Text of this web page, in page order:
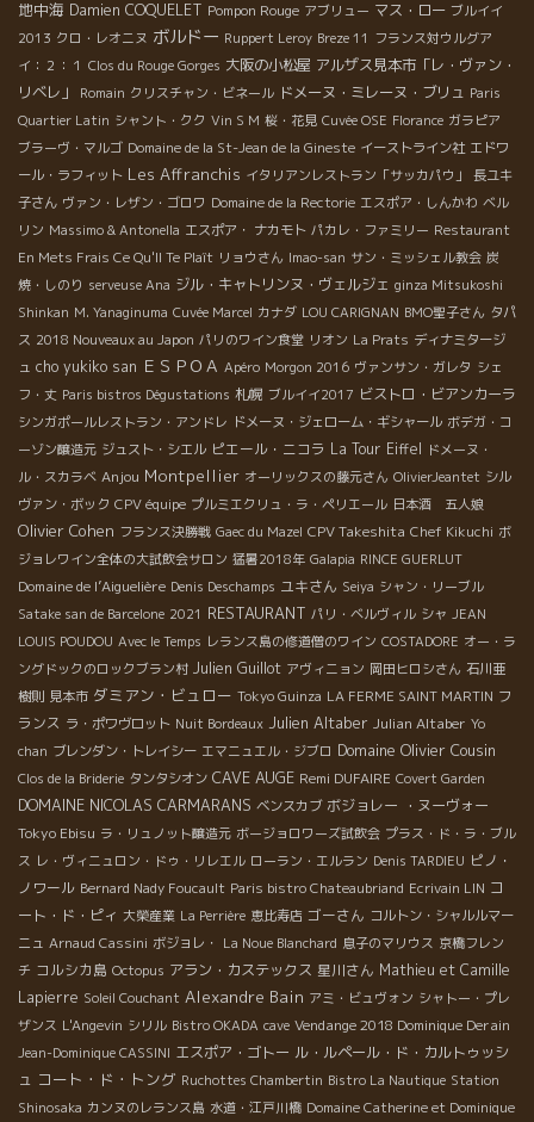
るなんて！さあさあ…。 ワインはレ・ジュネ2006。シュナン・
ブラン100％、フローラルナ香りでボリュームがあって酸味のき
れいな白。「牡蠣には何付ける？僕たちはそのままかバターか
な」そりゃ、レモンでしょ。試してみて。「レモンもいいね。さ
っぱりするし、潮の濃さが和らいでいいバランスだ」いざ。ワイ
ンにボリュームがありすぎなのでバターがいいのかしらんと思い
きや、レモンひと絞りくらいの方が牡蠣のパワフルで濃いミルク
のような濃縮感に、完熟したぶどうを使ったエネルギッシュなコ
きれいなミネラルもいい感じ。あー、至福…。もう1個、食べてい
い？…がついつい続いてしまった昼下がりだったのでした。アン
ジェに来てヨカッター!! ＊Domaine des SABLONNETTES＊ドメ
ーヌ・デ・サブロネット Les Genets 2006 というわけで、自然
派ワインに魚介やら野菜やらの素材そのまま、ナチュラルな素材
を組み合わせることで旨みや味わいがますます増して、これぞ!!と
いうスッゴイモノになることを体感した毎日…。今日も飲もっ
と。 ＊上記ワインの問い合わせ先： 株式会社イーストライン 〒
486-0812 愛知県春日井市大泉寺町大池下443−147 TEL：
0568-82-1955 FAX：0568-82-1524
地中海 Damien COQUELET Pompon Rouge アブリュー マス・ロー ブルイイ
2013 クロ・レオニヌ ボルドー Ruppert Leroy Breze 11 フランス対ウルグア
イ：２：１ Clos du Rouge Gorges 大阪の小松屋 アルザス見本市「レ・ヴァン・
リベレ」
Romain クリスチャン・ビネール ドメーヌ・ミレーヌ・ブリュ Paris
Quartier Latin シャント・クク Vin S M 桜・花見 Cuvée OSE Florance ガラピア
ブラーヴ・マルゴ Domaine de la St-Jean de la Gineste イーストライン社 エドワ
ール・ラフィット Les Affranchis イタリアンレストラン「サッカパウ」
長ユキ
子さん ヴァン・レザン・ゴロワ Domaine de la Rectorie エスポア・しんかわ ベル
リン Massimo & Antonella エスポア・ ナカモト パカレ・ファミリー Restaurant
En Mets Frais Ce Qu'Il Te Plaît リョウさん Imao-san サン・ミッシェル教会 炭
焼・しのり serveuse Ana ジル・キャトリンヌ・ヴェルジェ ginza Mitsukoshi
Shinkan M. Yanaginuma Cuvée Marcel カナダ LOU CARIGNAN BMO聖子さん タパ
ス 2018 Nouveaux au Japon パリのワイン食堂 リオン La Prats ディナミタージ
ュ cho yukiko san ＥＳＰＯＡ Apéro Morgon 2016 ヴァンサン・ガレタ シェ
フ・丈 Paris bistros Dégustations 札幌 ブルイイ2017 ビストロ・ビアンカーラ
シンガポールレストラン・アンドレ ドメーヌ・ジェローム・ギシャール ボデガ・コ
ーゾン醸造元 ジュスト・シエル ピエール・ニコラ La Tour Eiffel ドメーヌ・
ル・スカラベ Anjou Montpellier オーリックスの藤元さん OlivierJeantet シル
ヴァン・ボック CPV équipe プルミエクリュ・ラ・ペリエール 日本酒 五人娘
Olivier Cohen フランス決勝戦 Gaec du Mazel CPV Takeshita Chef Kikuchi ボ
ジョレワイン全体の大試飲会サロン 猛暑2018年 Galapia RINCE GUERLUT
Domaine de l’Aiguelière Denis Deschamps ユキさん Seiya シャン・リーブル
Satake san de Barcelone 2021 RESTAURANT パリ・ベルヴィル シャ JEAN
LOUIS POUDOU Avec le Temps レランス島の修道僧のワイン COSTADORE オー・ラ
ングドックのロックブラン村 Julien Guillot アヴィニョン 岡田ヒロシさん 石川亜
樹則 見本市 ダミアン・ビュロー Tokyo Guinza LA FERME SAINT MARTIN フ
ランス ラ・ポワヴロット Nuit Bordeaux Julien Altaber Julian Altaber Yo
chan ブレンダン・トレイシー エマニュエル・ジブロ Domaine Olivier Cousin
Clos de la Briderie タンタシオン CAVE AUGE Remi DUFAIRE Covert Garden
DOMAINE NICOLAS CARMARANS ベンスカブ ボジョレー ・ヌーヴォー
Tokyo Ebisu ラ・リュノット醸造元 ボージョロワーズ試飲会 プラス・ド・ラ・ブル
ス レ・ヴィニュロン・ドゥ・リレエル ローラン・エルラン Denis TARDIEU ピノ・
ノワール Bernard Nady Foucault Paris bistro Chateaubriand Ecrivain LIN コ
ート・ド・ピィ 大榮産業 La Perrière 恵比寿店 ゴーさん コルトン・シャルルマー
ニュ Arnaud Cassini ボジョレ・ La Noue Blanchard 息子のマリウス 京橋フレン
チ コルシカ島 Octopus アラン・カステックス 星川さん Mathieu et Camille
Lapierre Soleil Couchant Alexandre Bain アミ・ビュヴォン シャトー・プレ
ザンス L'Angevin シリル Bistro OKADA cave Vendange 2018 Dominique Derain
Jean-Dominique CASSINI エスポア・ゴトー ル・ルペール・ド・カルトゥッシ
ュ コート・ド・トング Ruchottes Chambertin Bistro La Nautique Station
Shinosaka カンヌのレランス島 水道・江戸川橋 Domaine Catherine et Dominique